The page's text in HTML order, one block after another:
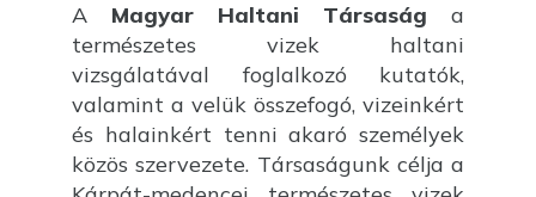
A Magyar Haltani Társaság a
természetes vizek haltani
vizsgálatával foglalkozó kutatók,
valamint a velük összefogó, vizeinkért
és halainkért tenni akaró személyek
közös szervezete. Társaságunk célja a